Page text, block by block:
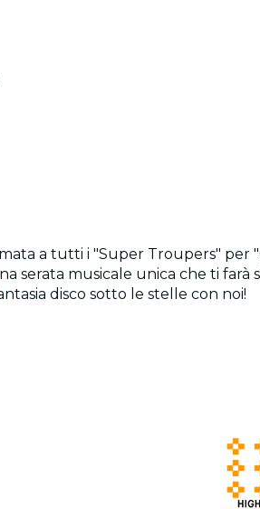
a tutti i "Super Troupers" per
serata musicale unica che ti farà
disco sotto le stelle con noi!